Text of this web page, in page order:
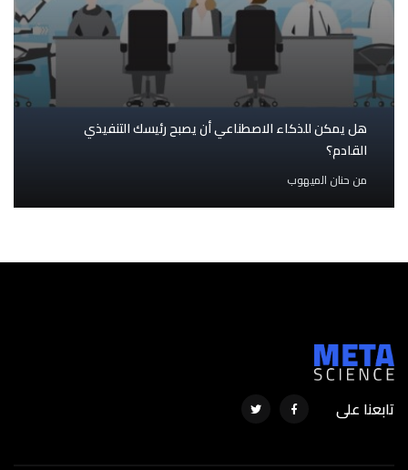
هل يمكن للذكاء الاصطناعي أن يصبح رئيسك التنفيذي
القادم؟
من حنان الميهوب
تابعنا على